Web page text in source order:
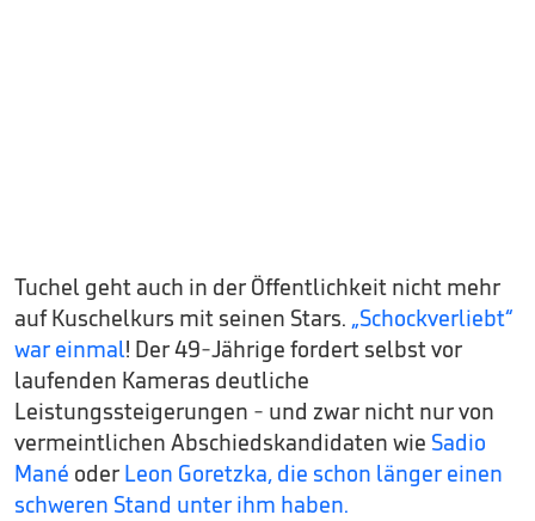
Tuchel geht auch in der Öffentlichkeit nicht mehr
auf Kuschelkurs mit seinen Stars. „Schockverliebt“
war einmal! Der 49-Jährige fordert selbst vor
laufenden Kameras deutliche
Leistungssteigerungen - und zwar nicht nur von
vermeintlichen Abschiedskandidaten wie Sadio
Mané oder Leon Goretzka, die schon länger einen
schweren Stand unter ihm haben.